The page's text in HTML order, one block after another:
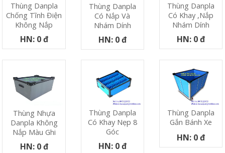
Thùng Danpla
Chống Tĩnh Điện
Không Nắp
HN: 0 đ
Thùng Danpla
Có Nắp Và
Nhám Dính
HN: 0 đ
Thùng Danpla
Có Khay ,nắp
Nhám Dính
HN: 0 đ
Thùng Nhựa
Danpla Không
Nắp Màu Ghi
HN: 0 đ
Thùng Danpla
Có Khay Nẹp 8
Góc
HN: 0 đ
Thùng Danpla
Gắn Bánh Xe
HN: 0 đ